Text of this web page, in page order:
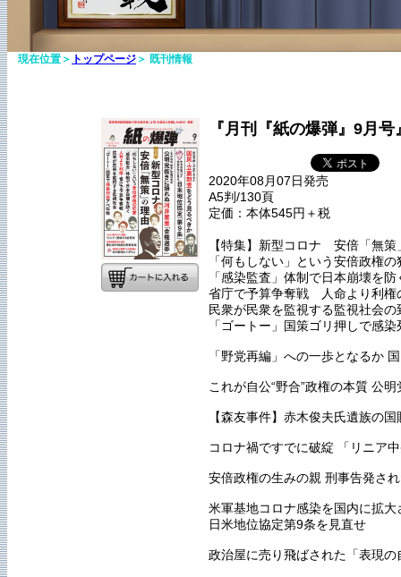
現在位置＞ トップページ ＞ 既刊情報
『月刊『紙の爆弾』9月号
2020年08月07日発売
A5判/130頁
定価：本体545円＋税
【特集】新型コロナ 安倍「無策
「何もしない」という安倍政権の
「感染監査」体制で日本崩壊を防
省庁で予算争奪戦 人命より利権
民衆が民衆を監視する監視社会の
「ゴートー」国策ゴリ押しで感
「野党再編」への一歩となるか
これが自公“野合”政権の本質 公
【森友事件】赤木俊夫氏遺族の
コロナ禍ですでに破綻 「リニア
安倍政権の生みの親 刑事告発さ
米軍基地コロナ感染を国内に拡大
日米地位協定第9条を見直せ
政治屋に売り飛ばされた「表現の